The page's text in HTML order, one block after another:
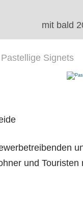
mit bald
Pastellige Signets
und